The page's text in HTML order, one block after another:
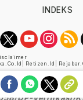
INDEKS
Retizen.id
oleh
DP-Verifikasi/